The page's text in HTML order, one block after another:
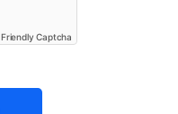
Friendly Captcha